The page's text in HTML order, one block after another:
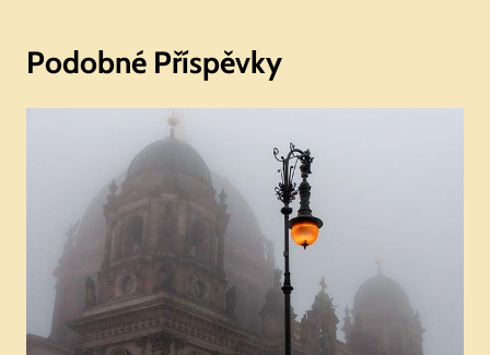
Podobné Příspěvky